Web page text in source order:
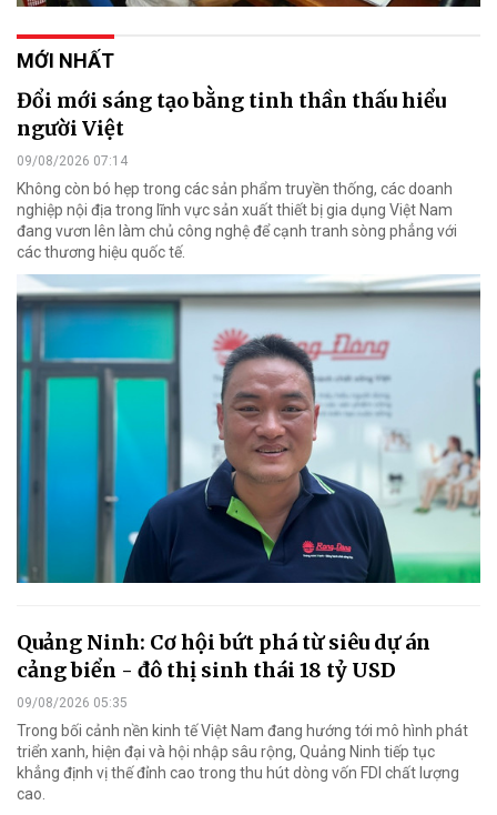
MỚI NHẤT
Đổi mới sáng tạo bằng tinh thần thấu hiểu
người Việt
09/08/2026 07:14
Không còn bó hẹp trong các sản phẩm truyền thống, các doanh
nghiệp nội địa trong lĩnh vực sản xuất thiết bị gia dụng Việt Nam
đang vươn lên làm chủ công nghệ để cạnh tranh sòng phẳng với
các thương hiệu quốc tế.
Quảng Ninh: Cơ hội bứt phá từ siêu dự án
cảng biển - đô thị sinh thái 18 tỷ USD
09/08/2026 05:35
Trong bối cảnh nền kinh tế Việt Nam đang hướng tới mô hình phát
triển xanh, hiện đại và hội nhập sâu rộng, Quảng Ninh tiếp tục
khẳng định vị thế đỉnh cao trong thu hút dòng vốn FDI chất lượng
cao.